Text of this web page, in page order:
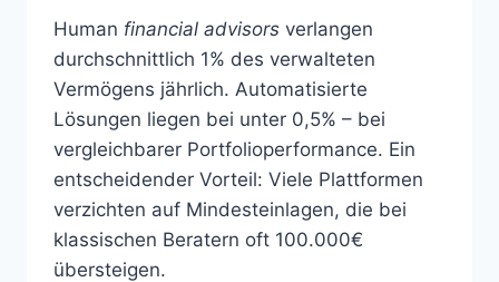
Human financial advisors verlangen
durchschnittlich 1% des verwalteten
Vermögens jährlich. Automatisierte
Lösungen liegen bei unter 0,5% – bei
vergleichbarer Portfolioperformance. Ein
entscheidender Vorteil: Viele Plattformen
verzichten auf Mindesteinlagen, die bei
klassischen Beratern oft 100.000€
übersteigen.